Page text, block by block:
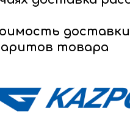
товара